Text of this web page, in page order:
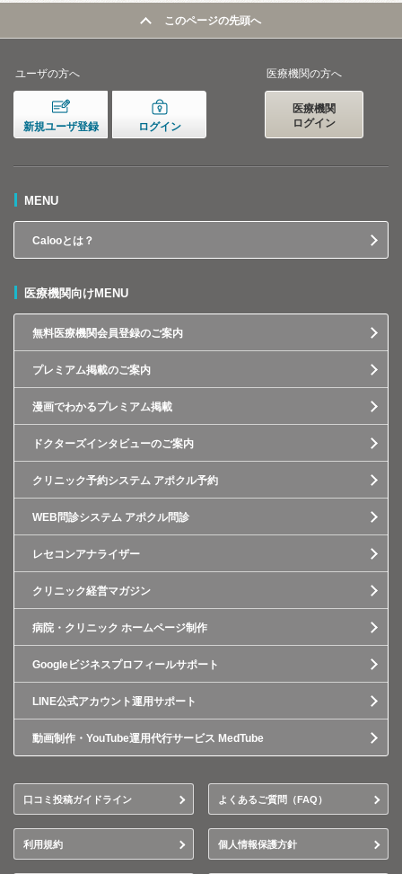
このページの先頭へ
ユーザの方へ
新規ユーザ登録 ログイン
医療機関の方へ
医療機関
ログイン
MENU
Calooとは？
医療機関向けMENU
無料医療機関会員登録のご案内
プレミアム掲載のご案内
漫画でわかるプレミアム掲載
ドクターズインタビューのご案内
クリニック予約システム アポクル予約
WEB問診システム アポクル問診
レセコンアナライザー
クリニック経営マガジン
病院・クリニック ホームページ制作
Googleビジネスプロフィールサポート
LINE公式アカウント運用サポート
動画制作・YouTube運用代行サービス MedTube
口コミ投稿ガイドライン よくあるご質問（FAQ）
利用規約 個人情報保護方針